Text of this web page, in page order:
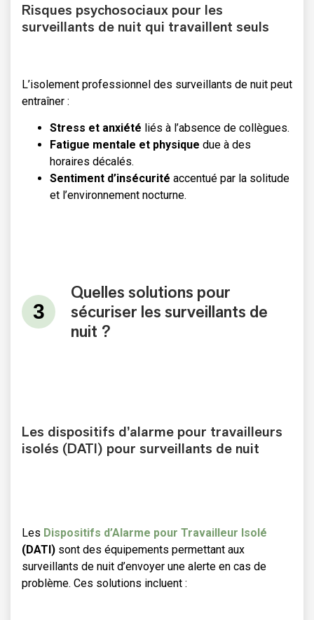
Risques psychosociaux pour les
surveillants de nuit qui travaillent seuls
L’isolement professionnel des surveillants de nuit peut
entraîner :
Stress et anxiété liés à l’absence de collègues.
Fatigue mentale et physique due à des
horaires décalés.
Sentiment d’insécurité accentué par la solitude
et l’environnement nocturne.
Quelles solutions pour
sécuriser les surveillants de
nuit ?
Les dispositifs d’alarme pour travailleurs
isolés (DATI) pour surveillants de nuit
Les Dispositifs d’Alarme pour Travailleur Isolé
(DATI) sont des équipements permettant aux
surveillants de nuit d’envoyer une alerte en cas de
problème. Ces solutions incluent :